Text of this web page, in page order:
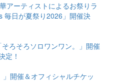
アーティストによるお祭りラ
毎日が夏祭り2026」開催決
ろそろソロワンワン。」開催
定！
」開催＆オフィシャルチケッ